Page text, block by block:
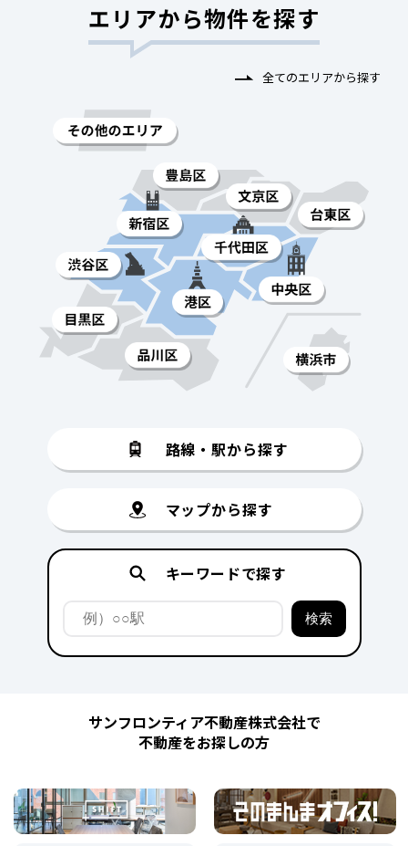
エリアから物件を探す
全てのエリアから探す
路線・駅から探す
マップから探す
キーワードで探す
サンフロンティア不動産株式会社で
不動産をお探しの方